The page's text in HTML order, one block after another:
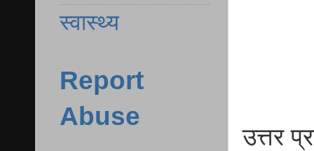
उत्तर
स्वास्थ्य
Report
Abuse